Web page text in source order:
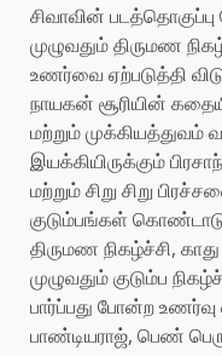
சிவாவின்
முழுவதும் திருமண
உணர்வை ஏற்படுத்தி
நாயகன் சூரியின்
மற்றும் முக்கியத்துவம்
இயக்கியிருக்கும்
மற்றும் சிறு சிறு
குடும்பங்கள்
திருமண நிகழ்ச்சி,
முழுவதும் குடும்ப
பார்ப்பது போன்ற உணர்வு
பாண்டியராஜ், பெண்